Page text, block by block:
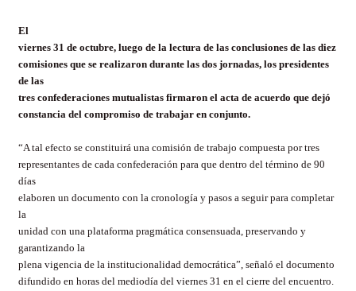
El
viernes 31 de octubre, luego de la lectura de las conclusiones de las diez
comisiones que se realizaron durante las dos jornadas, los presidentes
de las
tres confederaciones mutualistas firmaron el acta de acuerdo que dejó
constancia del compromiso de trabajar en conjunto.
“A tal efecto se constituirá una comisión de trabajo compuesta por tres
representantes de cada confederación para que dentro del término de 90
días
elaboren un documento con la cronología y pasos a seguir para completar
la
unidad con una plataforma pragmática consensuada, preservando y
garantizando la
plena vigencia de la institucionalidad democrática”, señaló el documento
difundido en horas del mediodía del viernes 31 en el cierre del encuentro.